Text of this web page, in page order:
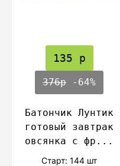
135 р
376р -64%
Батончик Лунтик
готовый завтрак
овсянка с фр...
Cтарт: 144 шт